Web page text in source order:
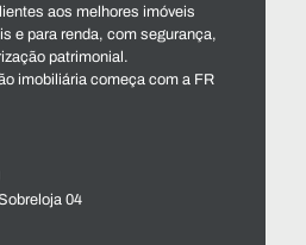
aos melhores imóveis
e para renda, com segurança,
patrimonial.
imobiliária começa com a FR
04